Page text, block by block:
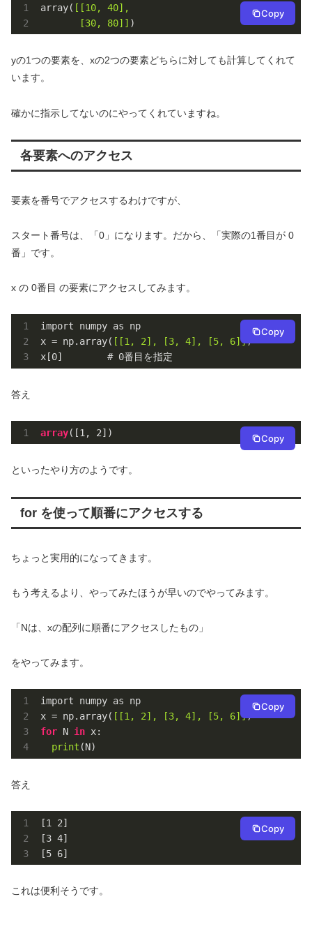
array( [[10, 40],
       [30, 80]]
)
Copy
yの1つの要素を、xの2つの要素どちらに対しても計算してくれて
います。
確かに指示してないのにやってくれていますね。
各要素へのアクセス
要素を番号でアクセスするわけですが、
スタート番号は、「0」になります。だから、「実際の1番目が 0
番」です。
x の 0番目 の要素にアクセスしてみます。
import numpy as np
x = np.array( [[1, 2], [3, 4], [5, 6]])
x[0]        # 0番目を指定
Copy
答え
array([1 , 2])
Copy
といったやり方のようです。
for を使って順番にアクセスする
ちょっと実用的になってきます。
もう考えるより、やってみたほうが早いのでやってみます。
「Nは、xの配列に順番にアクセスしたもの」
をやってみます。
import numpy as np
x = np.array( [[1, 2], [3, 4], [5, 6]]
for N in x:
print (N)
Copy
答え
[1 2]
[3 4]
[5 6]
Copy
これは便利そうです。